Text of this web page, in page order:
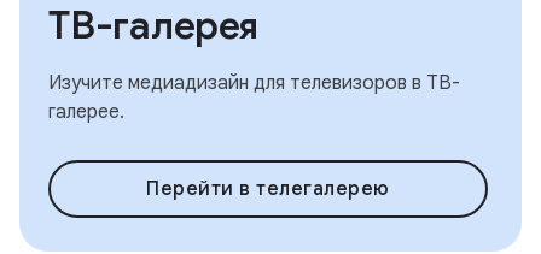
ТВ-галерея
Изучите медиадизайн для телевизоров в ТВ-
галерее.
Перейти в телегалерею